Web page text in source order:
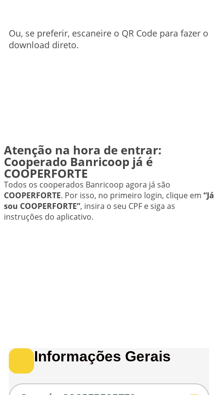
Ou, se preferir, escaneire o QR Code para fazer o
download direto.
Atenção na hora de entrar:
Cooperado Banricoop já é
COOPERFORTE
Todos os cooperados Banricoop agora já são
COOPERFORTE. Por isso, no primeiro login, clique em “Já
sou COOPERFORTE”, insira o seu CPF e siga as
instruções do aplicativo.
Informações Gerais